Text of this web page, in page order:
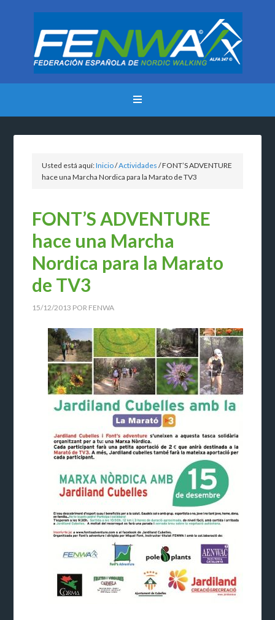
Usted está aquí:Inicio/Actividades /FONT’S ADVENTURE
hace una Marcha Nordica para la Marato de TV3
FONT’S ADVENTURE
hace una Marcha
Nordica para la Marato
de TV3
15/12/2013 POR FENWA